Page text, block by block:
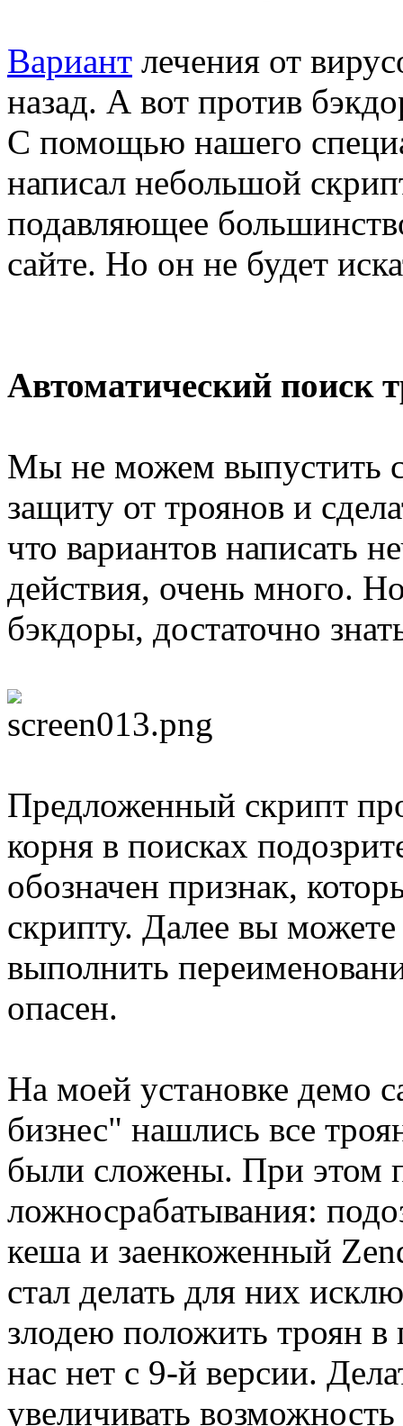
Вариант лечения от
назад. А вот против
С помощью нашего
написал небольшой
подавляющее
сайте. Но он не будет
Автоматический поиск
Мы не можем выпустить
защиту от троянов и
что вариантов написать
действия, очень много.
бэкдоры, достаточно
Предложенный скрипт
корня в поисках
обозначен признак,
скрипту. Далее вы
выполнить
опасен.
На моей установке демо
бизнес" нашлись все
были сложены. При этом
ложносрабатывания:
кеша и заенкоженный
стал делать для них
злодею положить троян в
нас нет с 9-й версии.
увеличивать